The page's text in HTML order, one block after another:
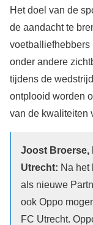
Het doel van de
de aandacht te
voetballiefhebbers
onder andere
tijdens de
ontplooid worden
van de kwaliteiten
Joost Broerse,
Utrecht: Na het
als nieuwe
ook Oppo
FC Utrecht.